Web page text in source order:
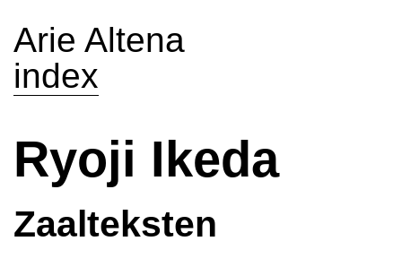
Arie Altena
index
Ryoji Ikeda
Zaalteksten